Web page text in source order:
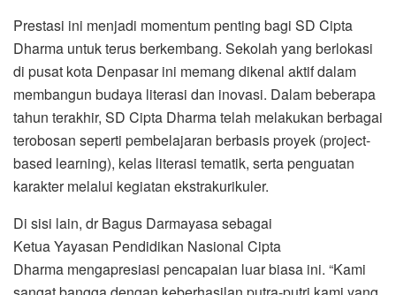
Prestasi ini menjadi momentum penting bagi SD Cipta
Dharma untuk terus berkembang. Sekolah yang berlokasi
di pusat kota Denpasar ini memang dikenal aktif dalam
membangun budaya literasi dan inovasi. Dalam beberapa
tahun terakhir, SD Cipta Dharma telah melakukan berbagai
terobosan seperti pembelajaran berbasis proyek (project-
based learning), kelas literasi tematik, serta penguatan
karakter melalui kegiatan ekstrakurikuler.
Di sisi lain, dr Bagus Darmayasa sebagai
Ketua Yayasan Pendidikan Nasional Cipta
Dharma mengapresiasi pencapaian luar biasa ini. “Kami